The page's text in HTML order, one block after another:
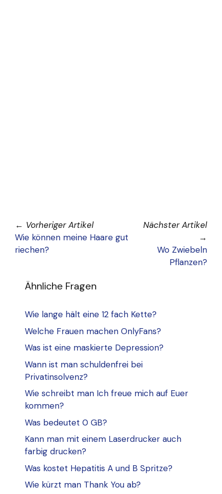
← Vorheriger Artikel
Wie können meine Haare gut
riechen?
Nächster Artikel
→
Wo Zwiebeln
Pflanzen?
Ähnliche Fragen
Wie lange hält eine 12 fach Kette?
Welche Frauen machen OnlyFans?
Was ist eine maskierte Depression?
Wann ist man schuldenfrei bei
Privatinsolvenz?
Wie schreibt man Ich freue mich auf Euer
kommen?
Was bedeutet 0 GB?
Kann man mit einem Laserdrucker auch
farbig drucken?
Was kostet Hepatitis A und B Spritze?
Wie kürzt man Thank You ab?